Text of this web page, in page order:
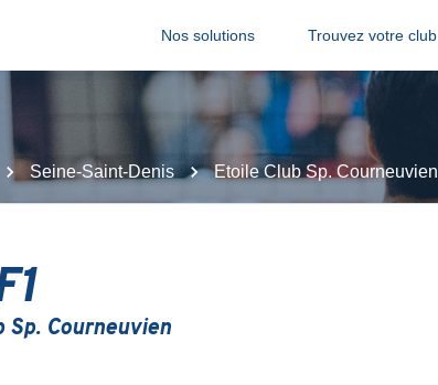
Nos solutions Trouvez votre club
Seine-Saint-Denis Etoile Club Sp. Courneuvien
Sp. Courneuvien